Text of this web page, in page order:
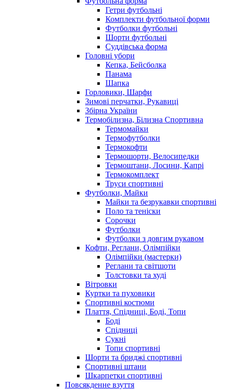
Гетри футбольні
Комплекти футбольної форми
Футболки футбольні
Шорти футбольні
Суддівська форма
Головні убори
Кепка, Бейсболка
Панама
Шапка
Горловики, Шарфи
Зимові перчатки, Рукавиці
Збірна України
Термобілизна, Білизна Спортивна
Термомайки
Термофутболки
Термокофти
Термошорти, Велосипедки
Термоштани, Лосини, Капрі
Термокомплект
Труси спортивні
Футболки, Майки
Майки та безрукавки спортивні
Поло та теніски
Сорочки
Футболки
Футболки з довгим рукавом
Кофти, Реглани, Олімпійки
Олімпійки (мастерки)
Реглани та світшоти
Толстовки та худі
Вітровки
Куртки та пуховики
Спортивні костюми
Плаття, Спідниці, Боді, Топи
Боді
Спідниці
Сукні
Топи спортивні
Шорти та бриджі спортивні
Спортивні штани
Шкарпетки спортивні
Повсякденне взуття